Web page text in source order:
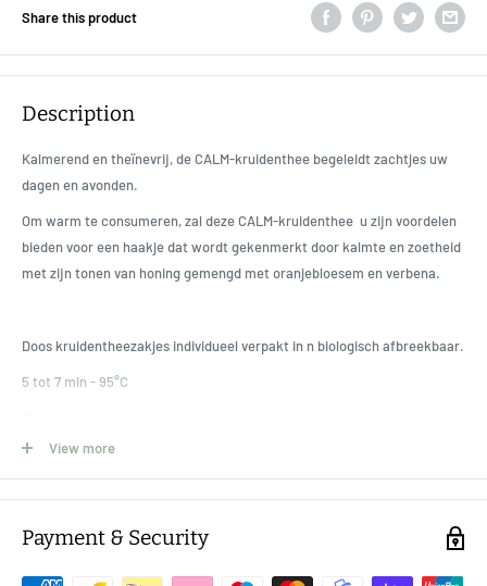
Share this product
Description
Kalmerend en theïnevrij, de CALM-kruidenthee begeleidt zachtjes uw
dagen en avonden.
Om warm te consumeren, zal deze CALM-kruidenthee u zijn voordelen
bieden voor een haakje dat wordt gekenmerkt door kalmte en zoetheid
met zijn tonen van honing gemengd met oranjebloesem en verbena.
Doos kruidentheezakjes individueel verpakt in n biologisch afbreekbaar.
5 tot 7 min - 95°C
Mogelijke aanwezigheid van noten.
View more
Payment & Security